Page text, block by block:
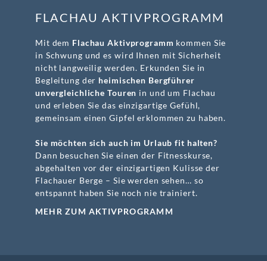
FLACHAU AKTIVPROGRAMM
Mit dem Flachau Aktivprogramm kommen Sie
in Schwung und es wird Ihnen mit Sicherheit
nicht langweilig werden. Erkunden Sie in
Begleitung der heimischen Bergführer
unvergleichliche Touren in und um Flachau
und erleben Sie das einzigartige Gefühl,
gemeinsam einen Gipfel erklommen zu haben.
Sie möchten sich auch im Urlaub fit halten?
Dann besuchen Sie einen der Fitnesskurse,
abgehalten vor der einzigartigen Kulisse der
Flachauer Berge – Sie werden sehen… so
entspannt haben Sie noch nie trainiert.
MEHR ZUM AKTIVPROGRAMM